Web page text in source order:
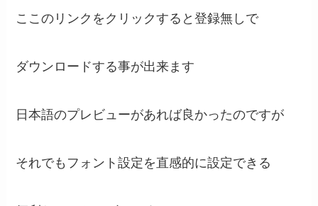
ここのリンクをクリックすると登録無しで
ダウンロードする事が出来ます
日本語のプレビューがあれば良かったのですが
それでもフォント設定を直感的に設定できる